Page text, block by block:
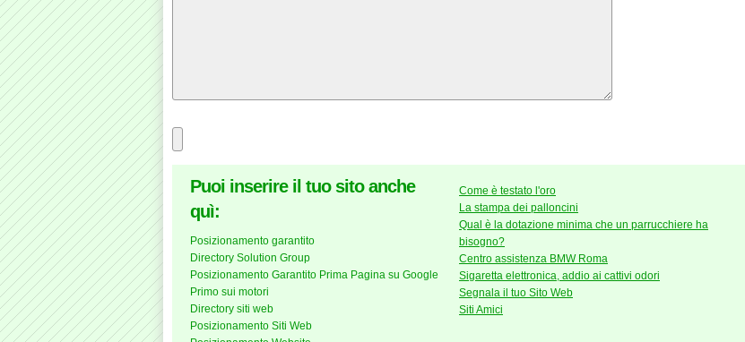
Puoi inserire il tuo sito anche
quì:
Posizionamento garantito
Directory Solution Group
Posizionamento Garantito Prima Pagina su Google
Primo sui motori
Directory siti web
Posizionamento Siti Web
Come è testato l'oro
La stampa dei palloncini
Qual è la dotazione minima che un parrucchiere ha
bisogno?
Centro assistenza BMW Roma
Sigaretta elettronica, addio ai cattivi odori
Segnala il tuo Sito Web
Siti Amici